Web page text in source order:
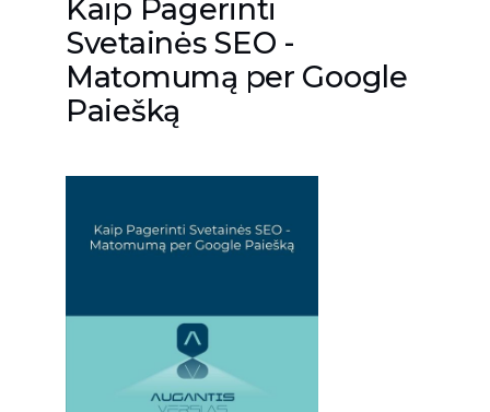
Kaip Pagerinti
Svetainės SEO -
Matomumą per Google
Paiešką